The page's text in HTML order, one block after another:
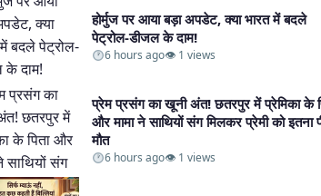
होर्मुज पर आया बड़ा अपडेट, क्या भारत में बदले
पेट्रोल-डीजल के दाम!​
6 hours ago👁 1 views
प्रेम प्रसंग का खूनी अंत! छतरपुर में प्रेमिका के
और मामा ने साथियों संग मिलकर प्रेमी को इतना
मौत​
6 hours ago👁 1 views